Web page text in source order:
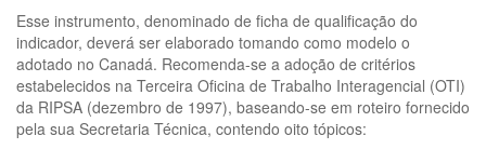
Esse instrumento, denominado de ficha de qualificação do
indicador, deverá ser elaborado tomando como modelo o
adotado no Canadá. Recomenda-se a adoção de critérios
estabelecidos na Terceira Oficina de Trabalho Interagencial (OTI)
da RIPSA (dezembro de 1997), baseando-se em roteiro fornecido
pela sua Secretaria Técnica, contendo oito tópicos: